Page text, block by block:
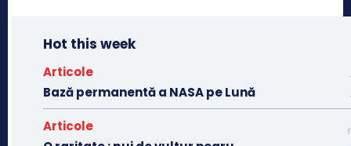
Hot this week
Articole
Bază permanentă a NASA pe Lună
Articole